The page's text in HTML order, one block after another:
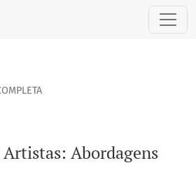
Abordagens